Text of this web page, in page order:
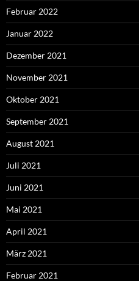
Februar 2022
Januar 2022
Dezember 2021
November 2021
Oktober 2021
September 2021
August 2021
Juli 2021
Juni 2021
Mai 2021
April 2021
März 2021
Februar 2021